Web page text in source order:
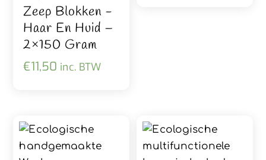
Zeep Blokken -
Haar En Huid –
2×150 Gram
€11,50 inc. BTW